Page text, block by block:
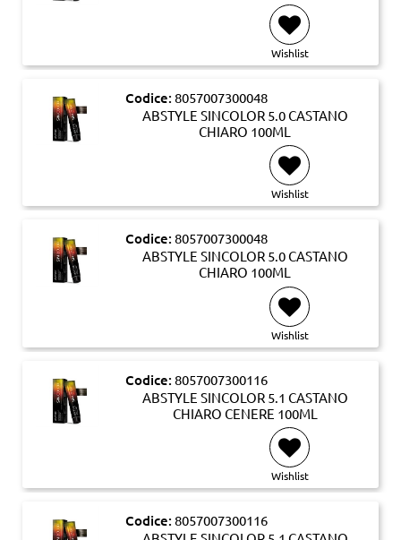
Wishlist
Codice: 8057007300048
ABSTYLE SINCOLOR 5.0 CASTANO
CHIARO 100ML
Wishlist
Codice: 8057007300048
ABSTYLE SINCOLOR 5.0 CASTANO
CHIARO 100ML
Wishlist
Codice: 8057007300116
ABSTYLE SINCOLOR 5.1 CASTANO
CHIARO CENERE 100ML
Wishlist
Codice: 8057007300116